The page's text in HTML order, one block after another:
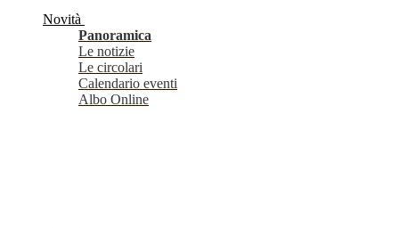
Novità
Panoramica
Le notizie
Le circolari
Calendario eventi
Albo Online